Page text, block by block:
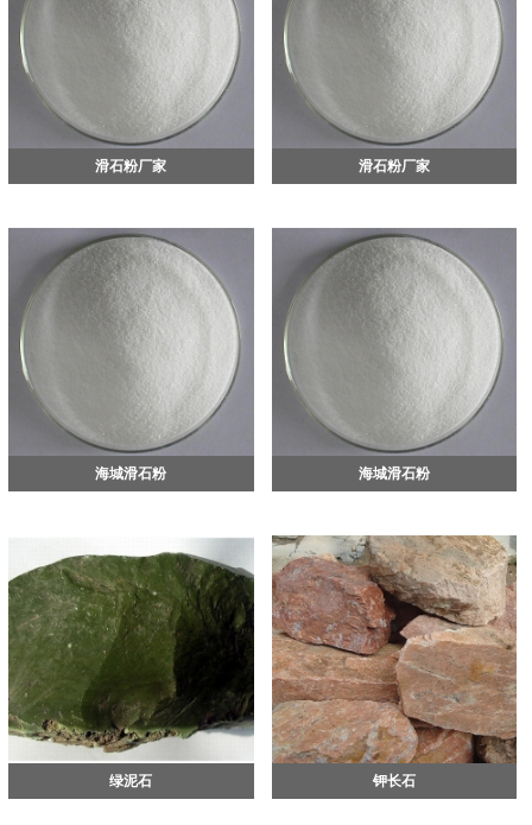
滑石粉厂家 滑石粉厂家
海城滑石粉 海城滑石粉
绿泥石 钾长石